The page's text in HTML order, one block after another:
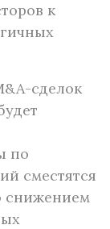
к
сделок
по
сместятся
снижением